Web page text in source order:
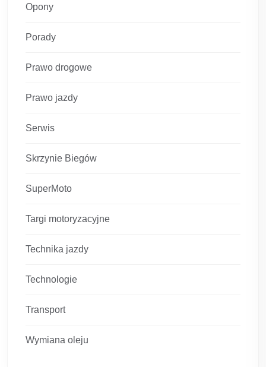
Opony
Porady
Prawo drogowe
Prawo jazdy
Serwis
Skrzynie Biegów
SuperMoto
Targi motoryzacyjne
Technika jazdy
Technologie
Transport
Wymiana oleju